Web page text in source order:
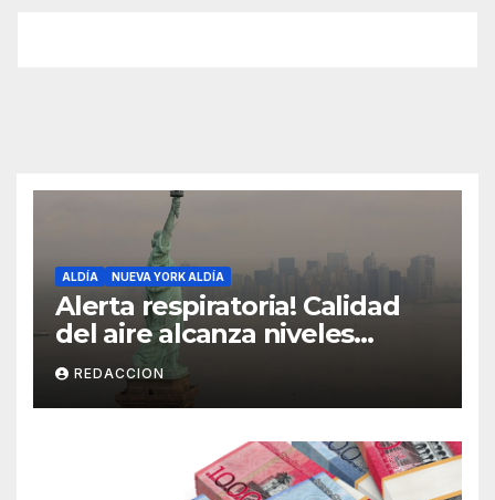
ALDÍA NUEVA YORK ALDÍA
Alerta respiratoria! Calidad
del aire alcanza niveles
peligrosos en NYC
REDACCION